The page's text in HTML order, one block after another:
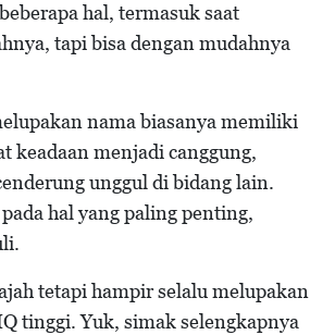
hal, termasuk saat
tapi bisa dengan mudahnya
nama biasanya memiliki
menjadi canggung,
unggul di bidang lain.
hal yang paling penting,
tetapi hampir selalu melupakan
tinggi. Yuk, simak selengkapnya